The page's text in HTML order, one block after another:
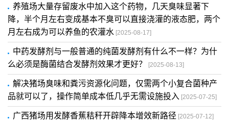
养殖场大量存留废水中加入这个药物，几天臭味显著下
降，半个月左右变成基本不臭可以直接浇灌的液态肥，两个
月左右成为可以养鱼的农灌水 [2025-08-17]
中药发酵剂与一般普通的纯菌发酵剂有什么不一样？为什
么必须是酶菌结合发酵剂效果才更好？
[2025-08-13]
解决猪场臭味和粪污资源化问题，仅需两个小复合菌种产
品就可以了，操作简单成本低几乎无需设施投入 [2025-07-25]
广西猪场用发酵香蕉秸秆开辟降本增效新路径 [2025-07-12]